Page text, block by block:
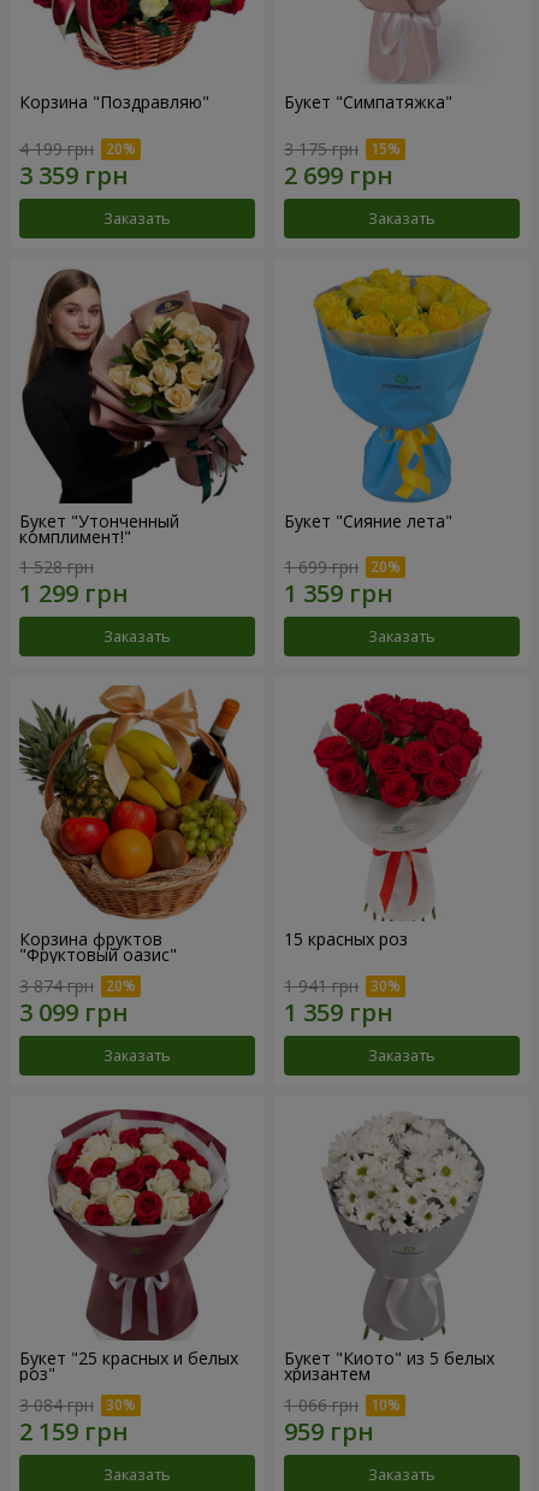
Корзина "Поздравляю"
4 199 грн
Заказать
Букет "Симпатяжка"
3 175 грн
Заказать
Букет "Утонченный
комплимент!"
1 528 грн
Заказать
Букет "Сияние лета"
1 699 грн
Заказать
Корзина фруктов
"Фруктовый оазис"
3 874 грн
Заказать
15 красных роз
1 941 грн
Заказать
Букет "25 красных и белых
роз"
3 084 грн
Заказать
Букет "Киото" из 5 белых
хризантем
1 066 грн
Заказать